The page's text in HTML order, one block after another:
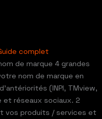
complet
de marque 4 grandes
nom de marque en
(INPI, TMview,
et réseaux sociaux. 2
vos produits / services et